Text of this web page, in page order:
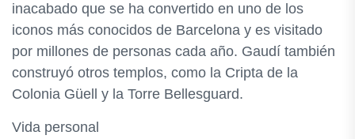
inacabado que se ha convertido en uno de los
iconos más conocidos de Barcelona y es visitado
por millones de personas cada año. Gaudí también
construyó otros templos, como la Cripta de la
Colonia Güell y la Torre Bellesguard.
Vida personal